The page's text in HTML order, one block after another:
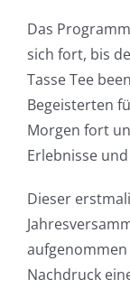
Das
sich fort, bis
Tasse Tee
Begeisterten
Morgen fort
Erlebnisse
Dieser
Nachdruck